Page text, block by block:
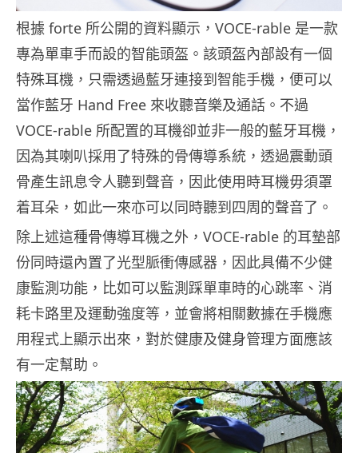
根據 forte 所公開的資料顯示，VOCE-rable 是一款
專為單車手而設的智能頭盔。該頭盔內部設有一個
特殊耳機，只需透過藍牙連接到智能手機，便可以
當作藍牙 Hand Free 來收聽音樂及通話。不過
VOCE-rable 所配置的耳機卻並非一般的藍牙耳機，
因為其喇叭採用了特殊的骨傳導系統，透過震動頭
骨產生訊息令人聽到聲音，因此使用時耳機毋須罩
着耳朵，如此一來亦可以同時聽到四周的聲音了。
除上述這種骨傳導耳機之外，VOCE-rable 的耳墊部
份同時還內置了光型脈衝傳感器，因此具備不少健
康監測功能，比如可以監測踩單車時的心跳率、消
耗卡路里及運動強度等，並會將相關數據在手機應
用程式上顯示出來，對於健康及健身管理方面應該
有一定幫助。